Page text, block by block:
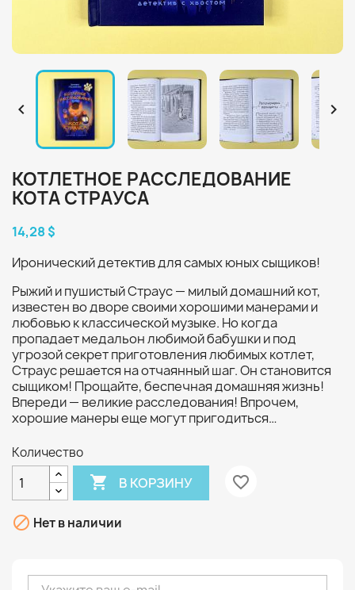
 
КОТЛЕТНОЕ РАССЛЕДОВАНИЕ
КОТА СТРАУСА
14,28 $
Иронический детектив для самых юных сыщиков!
Рыжий и пушистый Страус — милый домашний кот,
известен во дворе своими хорошими манерами и
любовью к классической музыке. Но когда
пропадает медальон любимой бабушки и под
угрозой секрет приготовления любимых котлет,
Страус решается на отчаянный шаг. Он становится
сыщиком! Прощайте, беспечная домашняя жизнь!
Впереди — великие расследования! Впрочем,
хорошие манеры еще могут пригодиться…
Количество
 В КОРЗИНУ favorite_border
 Нет в наличии